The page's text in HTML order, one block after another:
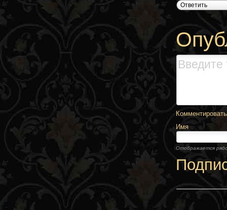
Ответить
Имя
Отображается